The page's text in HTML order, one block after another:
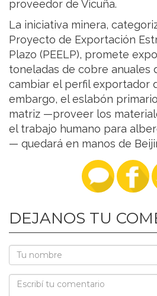
proveedor de Vicuña.
La iniciativa minera,
Proyecto de Exportación
Plazo (PEELP), promete
toneladas de cobre anuales
cambiar el perfil exportador
embargo, el eslabón
matriz —proveer los
el trabajo humano para
— quedará en manos de
DEJANOS TU